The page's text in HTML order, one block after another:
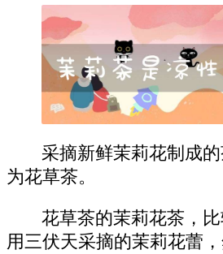
采摘新鲜茉莉花制成
为花草茶。
花草茶的茉莉花茶，
用三伏天采摘的茉莉花蕾